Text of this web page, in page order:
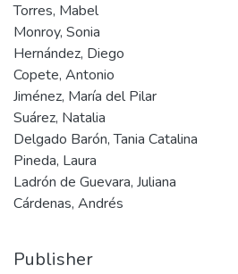
Torres, Mabel
Monroy, Sonia
Hernández, Diego
Copete, Antonio
Jiménez, María del Pilar
Suárez, Natalia
Delgado Barón, Tania Catalina
Pineda, Laura
Ladrón de Guevara, Juliana
Cárdenas, Andrés
Publisher